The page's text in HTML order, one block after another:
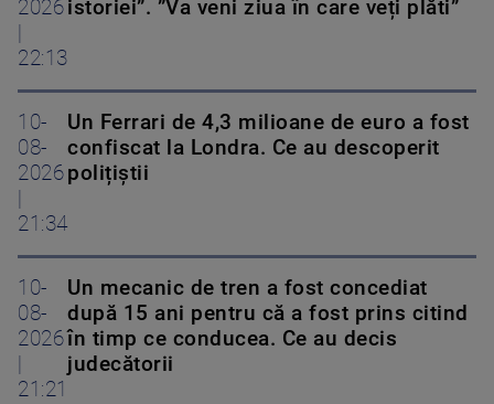
2026
22:13
istoriei”. ”Va veni ziua în care veți plăti”
10-
08-
2026
21:34
Un Ferrari de 4,3 milioane de euro a fost
confiscat la Londra. Ce au descoperit
polițiștii
10-
08-
2026
21:21
Un mecanic de tren a fost concediat
după 15 ani pentru că a fost prins citind
în timp ce conducea. Ce au decis
judecătorii